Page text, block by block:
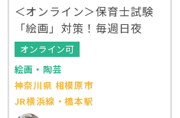
＜オンライン＞保育士試験
「絵画」対策！毎週日夜
オンライン可
絵画・陶芸
神奈川県 相模原市
JR横浜線・橋本駅